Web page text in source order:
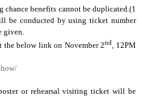
chance benefits cannot be duplicated.(1
be conducted by using ticket number
given.
the below link on November 2nd, 12PM
or rehearsal visiting ticket will be